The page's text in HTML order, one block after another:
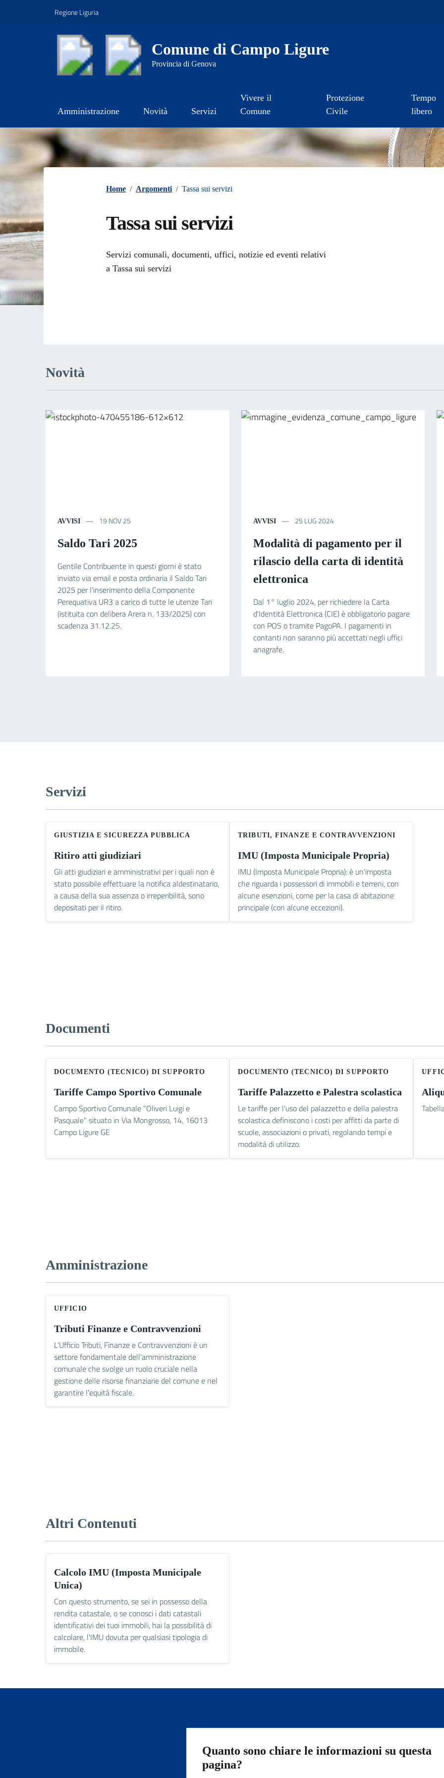
Regione Liguria
Comune di Campo Ligure
Provincia di Genova
Amministrazione Novità Servizi
Vivere il
Comune
Protezione
Civile
Tempo
libero
Contenuti in evidenza
Home / Argomenti / Tassa sui servizi
Tassa sui servizi
Dettagli dell'argomento
Servizi comunali, documenti, uffici, notizie ed eventi relativi
a Tassa sui servizi
Novità
AVVISI 19 NOV 25
Saldo Tari 2025
Gentile Contribuente in questi giorni è stato
inviato via email e posta ordinaria il Saldo Tari
2025 per l'inserimento della Componente
Perequativa UR3 a carico di tutte le utenze Tari
(istituita con delibera Arera n. 133/2025) con
scadenza 31.12.25.
AVVISI 25 LUG 2024
Modalità di pagamento per il
rilascio della carta di identità
elettronica
Dal 1° luglio 2024, per richiedere la Carta
d'Identità Elettronica (CIE) è obbligatorio pagare
con POS o tramite PagoPA. I pagamenti in
contanti non saranno più accettati negli uffici
anagrafe.
Servizi
GIUSTIZIA E SICUREZZA PUBBLICA
Ritiro atti giudiziari
Gli atti giudiziari e amministrativi per i quali non è
stato possibile effettuare la notifica aldestinatario,
a causa della sua assenza o irreperibilità, sono
depositati per il ritiro.
TRIBUTI, FINANZE E CONTRAVVENZIONI
IMU (Imposta Municipale Propria)
IMU (Imposta Municipale Propria): è un'imposta
che riguarda i possessori di immobili e terreni, con
alcune esenzioni, come per la casa di abitazione
principale (con alcune eccezioni).
Documenti
DOCUMENTO (TECNICO) DI SUPPORTO
Tariffe Campo Sportivo Comunale
Campo Sportivo Comunale "Oliveri Luigi e
Pasquale" situato in Via Mongrosso, 14, 16013
Campo Ligure GE
DOCUMENTO (TECNICO) DI SUPPORTO
Tariffe Palazzetto e Palestra scolastica
Le tariffe per l'uso del palazzetto e della palestra
scolastica definiscono i costi per affitti da parte di
scuole, associazioni o privati, regolando tempi e
modalità di utilizzo.
Amministrazione
UFFICIO
Tributi Finanze e Contravvenzioni
L'Ufficio Tributi, Finanze e Contravvenzioni è un
settore fondamentale dell'amministrazione
comunale che svolge un ruolo cruciale nella
gestione delle risorse finanziarie del comune e nel
garantire l'equità fiscale.
Altri Contenuti
Calcolo IMU (Imposta Municipale
Unica)
Con questo strumento, se sei in possesso della
rendita catastale, o se conosci i dati catastali
identificativi dei tuoi immobili, hai la possibilità di
calcolare, l'IMU dovuta per qualsiasi tipologia di
immobile.
Quanto sono chiare le informazioni su questa
pagina?